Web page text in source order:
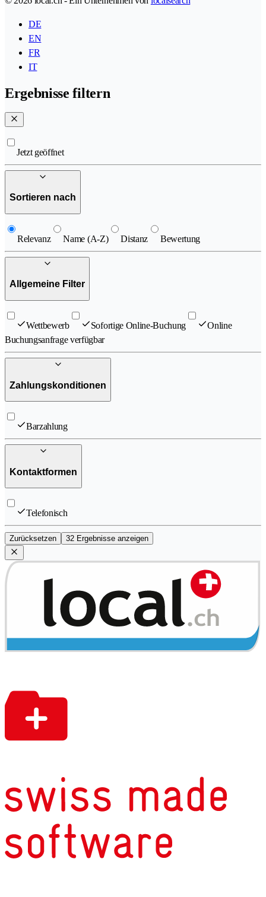
DE
EN
FR
IT
Ergebnisse filtern
Jetzt geöffnet
Sortieren nach
Relevanz Name (A-Z) Distanz Bewertung
Allgemeine Filter
Wettbewerb Sofortige Online-Buchung
Online
Buchungsanfrage verfügbar
Zahlungskonditionen
Barzahlung
Kontaktformen
Telefonisch
Zurücksetzen 32 Ergebnisse anzeigen